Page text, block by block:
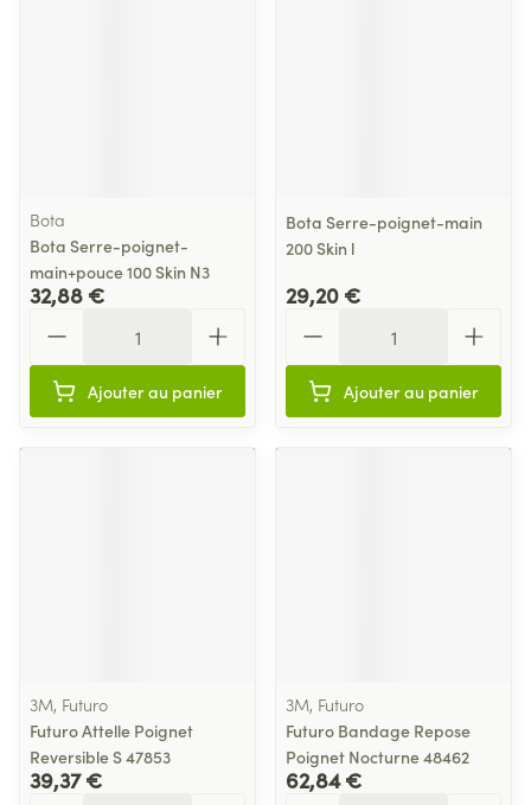
Bota
Bota Serre-poignet-
main+pouce 100 Skin N3
32,88 €
Ajouter au panier
Bota Serre-poignet-main
200 Skin l
29,20 €
Ajouter au panier
3M, Futuro
Futuro Attelle Poignet
Reversible S 47853
39,37 €
3M, Futuro
Futuro Bandage Repose
Poignet Nocturne 48462
62,84 €